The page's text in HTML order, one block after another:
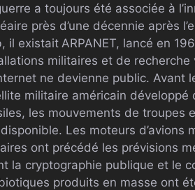
a toujours été associée à
près d’une décennie après
il existait ARPANET, lancé en
militaires et de
ne devienne public. Avant
militaire américain
les mouvements de troupes
Les moteurs d’avions
ont précédé les prévisions
la cryptographie publique et le
produits en masse ont